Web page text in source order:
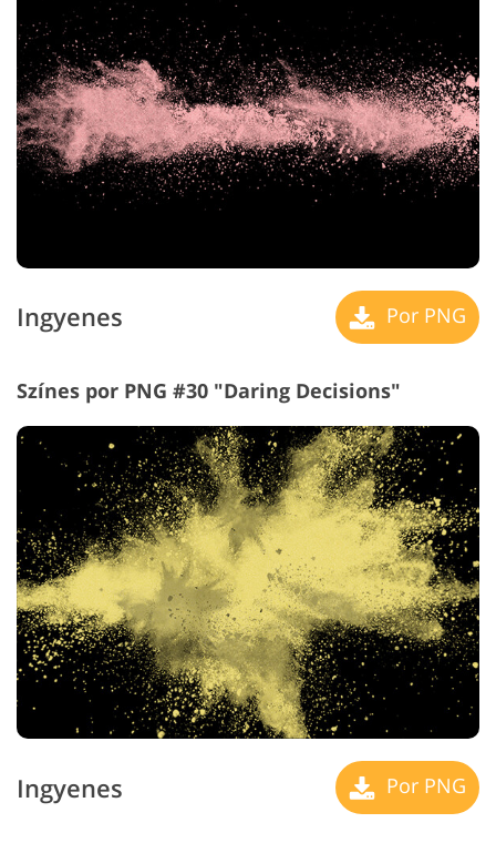
Ingyenes Por PNG
Színes por PNG #30 "Daring Decisions"
Ingyenes Por PNG